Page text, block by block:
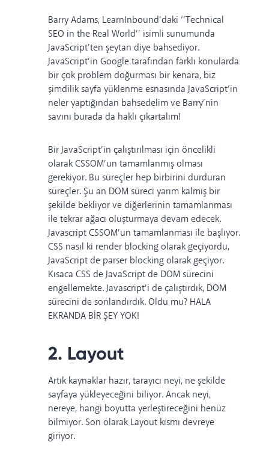
Barry Adams, LearnInbound’daki ‘’Technical
SEO in the Real World’’ isimli sunumunda
JavaScript’ten şeytan diye bahsediyor.
JavaScript’in Google tarafından farklı konularda
bir çok problem doğurması bir kenara, biz
şimdilik sayfa yüklenme esnasında JavaScript’in
neler yaptığından bahsedelim ve Barry’nin
savını burada da haklı çıkartalım!
Bir JavaScript’in çalıştırılması için öncelikli
olarak CSSOM’un tamamlanmış olması
gerekiyor. Bu süreçler hep birbirini durduran
süreçler. Şu an DOM süreci yarım kalmış bir
şekilde bekliyor ve diğerlerinin tamamlanması
ile tekrar ağacı oluşturmaya devam edecek.
Javascript CSSOM’un tamamlanması ile başlıyor.
CSS nasıl ki render blocking olarak geçiyordu,
JavaScript de parser blocking olarak geçiyor.
Kısaca CSS de JavaScript de DOM sürecini
engellemekte. Javascript’i de çalıştırdık, DOM
sürecini de sonlandırdık. Oldu mu? HALA
EKRANDA BİR ŞEY YOK!
2. Layout
Artık kaynaklar hazır, tarayıcı neyi, ne şekilde
sayfaya yükleyeceğini biliyor. Ancak neyi,
nereye, hangi boyutta yerleştireceğini henüz
bilmiyor. Son olarak Layout kısmı devreye
giriyor.